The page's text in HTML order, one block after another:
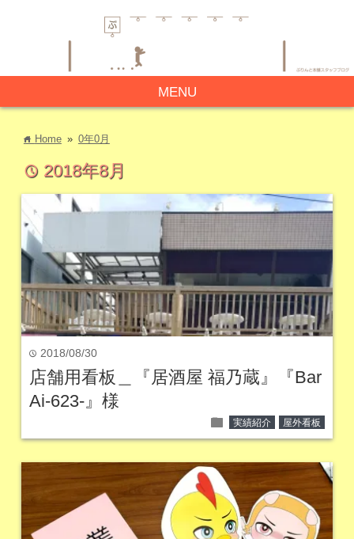
MENU
home Home » 0年0月
time 2018年8月
time 2018/08/30
店舗用看板＿『居酒屋 福乃蔵』『Bar
Ai-623-』様
folder 実績紹介 屋外看板